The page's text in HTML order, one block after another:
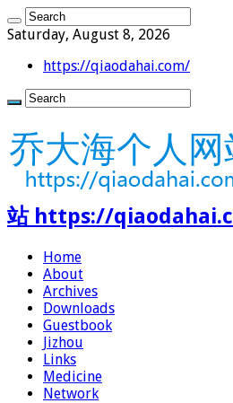
Saturday, August 8, 2026
https://qiaodahai.com/
站 https://
Home
About
Archives
Downloads
Guestbook
Jizhou
Links
Medicine
Network